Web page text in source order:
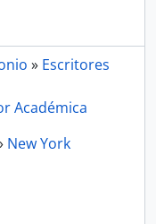
» Escritores
Académica
New York